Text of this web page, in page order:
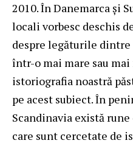
2010. În Danemarca și
locali vorbesc deschis
despre legăturile
într-o mai mare sau mai
istoriografia noastră
pe acest subiect. În
Scandinavia există
care sunt cercetate de